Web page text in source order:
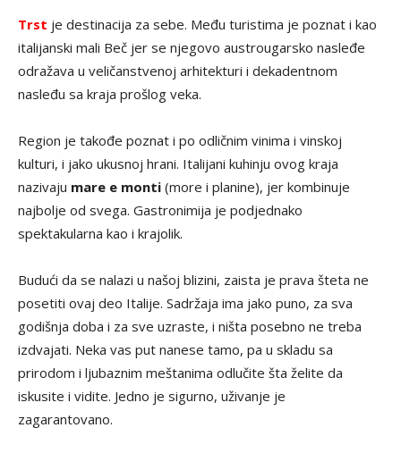
Trst je destinacija za sebe. Među turistima je poznat i kao
italijanski mali Beč jer se njegovo austrougarsko nasleđe
odražava u veličanstvenoj arhitekturi i dekadentnom
nasleđu sa kraja prošlog veka.
Region je takođe poznat i po odličnim vinima i vinskoj
kulturi, i jako ukusnoj hrani. Italijani kuhinju ovog kraja
nazivaju mare e monti (more i planine), jer kombinuje
najbolje od svega. Gastronimija je podjednako
spektakularna kao i krajolik.
Budući da se nalazi u našoj blizini, zaista je prava šteta ne
posetiti ovaj deo Italije. Sadržaja ima jako puno, za sva
godišnja doba i za sve uzraste, i ništa posebno ne treba
izdvajati. Neka vas put nanese tamo, pa u skladu sa
prirodom i ljubaznim meštanima odlučite šta želite da
iskusite i vidite. Jedno je sigurno, uživanje je
zagarantovano.